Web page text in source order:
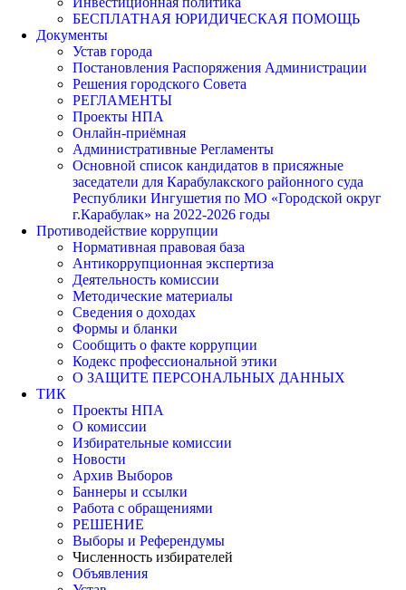
БЕСПЛАТНАЯ ЮРИДИЧЕСКАЯ ПОМОЩЬ
Документы
Устав города
Постановления Распоряжения Администрации
Решения городского Совета
РЕГЛАМЕНТЫ
Проекты НПА
Онлайн-приёмная
Административные Регламенты
Основной список кандидатов в присяжные
заседатели для Карабулакского районного суда
Республики Ингушетия по МО «Городской округ
г.Карабулак» на 2022-2026 годы
Противодействие коррупции
Нормативная правовая база
Антикоррупционная экспертиза
Деятельность комиссии
Методические материалы
Сведения о доходах
Формы и бланки
Сообщить о факте коррупции
Кодекс профессиональной этики
О ЗАЩИТЕ ПЕРСОНАЛЬНЫХ ДАННЫХ
ТИК
Проекты НПА
О комиссии
Избирательные комиссии
Новости
Архив Выборов
Баннеры и ссылки
Работа с обращениями
РЕШЕНИЕ
Выборы и Референдумы
Численность избирателей
Объявления